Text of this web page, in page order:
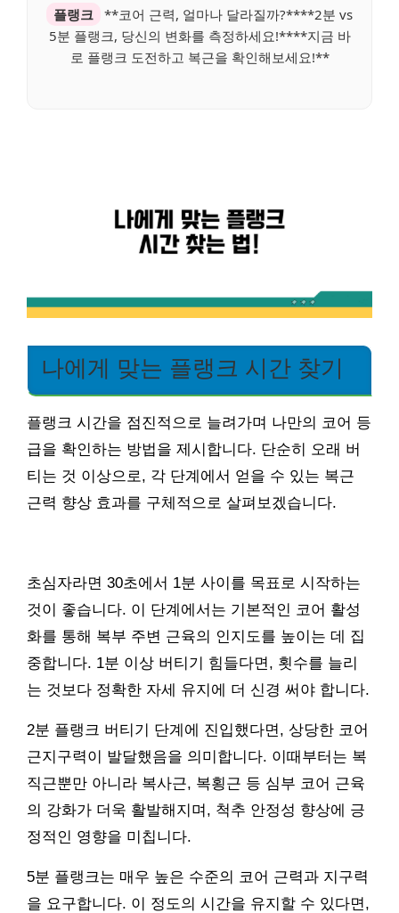
플랭크 **코어 근력, 얼마나 달라질까?****2분 vs
5분 플랭크, 당신의 변화를 측정하세요!****지금 바
로 플랭크 도전하고 복근을 확인해보세요!**
나에게 맞는 플랭크 시간 찾기
플랭크 시간을 점진적으로 늘려가며 나만의 코어 등
급을 확인하는 방법을 제시합니다. 단순히 오래 버
티는 것 이상으로, 각 단계에서 얻을 수 있는 복근
근력 향상 효과를 구체적으로 살펴보겠습니다.
초심자라면 30초에서 1분 사이를 목표로 시작하는
것이 좋습니다. 이 단계에서는 기본적인 코어 활성
화를 통해 복부 주변 근육의 인지도를 높이는 데 집
중합니다. 1분 이상 버티기 힘들다면, 횟수를 늘리
는 것보다 정확한 자세 유지에 더 신경 써야 합니다.
2분 플랭크 버티기 단계에 진입했다면, 상당한 코어
근지구력이 발달했음을 의미합니다. 이때부터는 복
직근뿐만 아니라 복사근, 복횡근 등 심부 코어 근육
의 강화가 더욱 활발해지며, 척추 안정성 향상에 긍
정적인 영향을 미칩니다.
5분 플랭크는 매우 높은 수준의 코어 근력과 지구력
을 요구합니다. 이 정도의 시간을 유지할 수 있다면,